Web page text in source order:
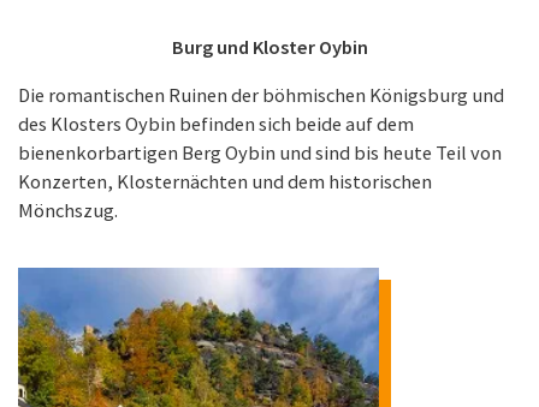
Burg und Kloster Oybin
Die romantischen Ruinen der böhmischen Königsburg und
des Klosters Oybin befinden sich beide auf dem
bienenkorbartigen Berg Oybin und sind bis heute Teil von
Konzerten, Klosternächten und dem historischen
Mönchszug.